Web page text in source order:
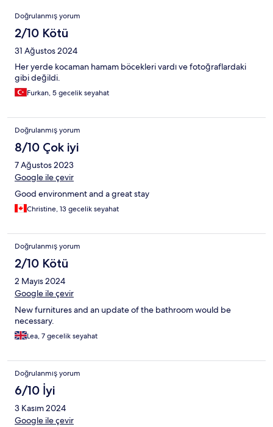
Yorumlar
Doğrulanmış yorum
2/10 Kötü
31 Ağustos 2024
Her yerde kocaman hamam böcekleri vardı ve fotoğraflardaki
gibi değildi.
Furkan, 5 gecelik seyahat
Doğrulanmış yorum
8/10 Çok iyi
7 Ağustos 2023
Google ile çevir
Good environment and a great stay
Christine, 13 gecelik seyahat
Doğrulanmış yorum
2/10 Kötü
2 Mayıs 2024
Google ile çevir
New furnitures and an update of the bathroom would be
necessary.
Lea, 7 gecelik seyahat
Doğrulanmış yorum
6/10 İyi
3 Kasım 2024
Google ile çevir